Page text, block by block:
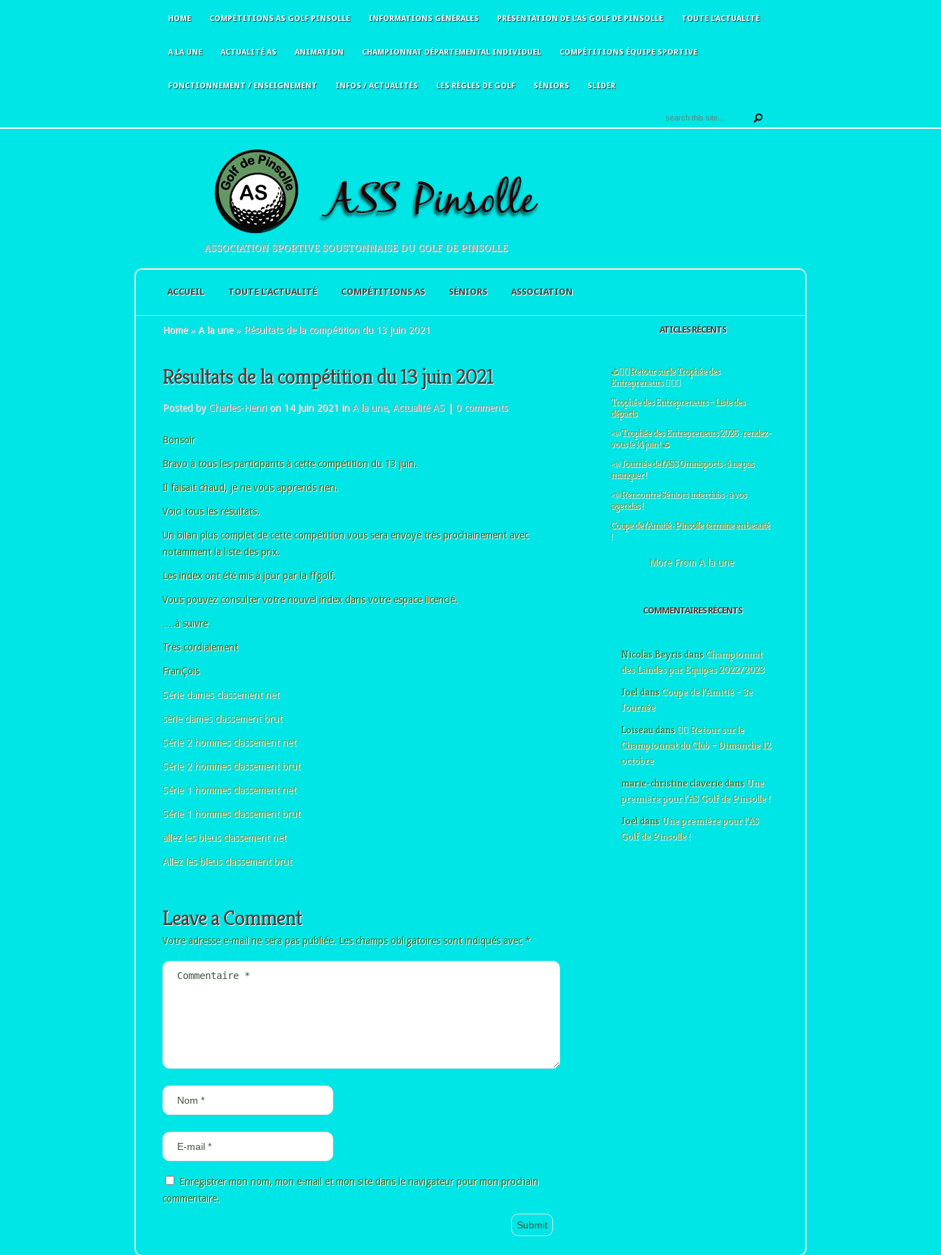
HOME COMPÉTITIONS AS GOLF PINSOLLE INFORMATIONS GÉNÉRALES PRÉSENTATION DE L’AS GOLF DE PINSOLLE TOUTE L’ACTUALITÉ
A LA UNE ACTUALITÉ AS ANIMATION CHAMPIONNAT DÉPARTEMENTAL INDIVIDUEL COMPÉTITIONS ÉQUIPE SPORTIVE
FONCTIONNEMENT / ENSEIGNEMENT INFOS / ACTUALITÉS LES RÈGLES DE GOLF SÉNIORS SLIDER
ASSOCIATION SPORTIVE SOUSTONNAISE DU GOLF DE PINSOLLE
ACCUEIL TOUTE L’ACTUALITÉ COMPÉTITIONS AS SÉNIORS ASSOCIATION
Home » A la une » Résultats de la compétition du 13 juin 2021
Résultats de la compétition du 13 juin 2021
Posted byCharles-Henrion 14 Juin 2021 inA la une, Actualité AS| 0 comments
Bonsoir
Bravo à tous les participants à cette compétition du 13 juin.
Il faisait chaud, je ne vous apprends rien.
Voici tous les résultats.
Un bilan plus complet de cette compétition vous sera envoyé très prochainement avec
notamment la liste des prix.
Les index ont été mis à jour par la ffgolf.
Vous pouvez consulter votre nouvel index dans votre espace licencié.
….à suivre
Très cordialement
FranÇois
Série dames classement net
série dames classement brut
Série 2 hommes classement net
Série 2 hommes classement brut
Série 1 hommes classement net
Série 1 hommes classement brut
allez les bleus classement net
Allez les bleus classement brut
Leave a Comment
Votre adresse e-mail ne sera pas publiée. Les champs obligatoires sont indiqués avec*
Enregistrer mon nom, mon e-mail et mon site dans le navigateur pour mon prochain
commentaire.
ATICLES RÉCENTS
⛳🏌️‍♀️ Retour sur le Trophée des
Entrepreneurs 🏌️‍♂️⛳
Trophée des Entrepreneurs – Liste des
départs
📣 Trophée des Entrepreneurs 2026 : rendez-
vous le 14 juin ! ⛳
📣 Journée de l’ASS Omnisports : à ne pas
manquer !
📣 Rencontre Séniors interclubs : à vos
agendas !
Coupe de l’Amitié : Pinsolle termine en beauté
!
More From A la une
COMMENTAIRES RÉCENTS
Nicolas BeyrisdansChampionnat
des Landes par Equipes 2022/2023
JoeldansCoupe de l’Amitié – 3e
Journée
Loiseaudans🏌️‍♂️ Retour sur le
Championnat du Club – Dimanche 12
octobre
marie-christine claveriedansUne
première pour l’AS Golf de Pinsolle !
JoeldansUne première pour l’AS
Golf de Pinsolle !